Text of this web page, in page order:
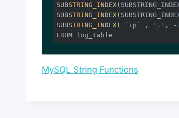
SUBSTRING_INDEX
SUBSTRING_INDEX
SUBSTRING_INDEX( `ip` , '.' , - 1
FROM log_table
MySQL String Functions